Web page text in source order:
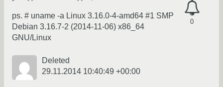
0
ps. # uname -a Linux 3.16.0-4-amd64 #1 SMP
Debian 3.16.7-2 (2014-11-06) x86_64
GNU/Linux
Deleted
29.11.2014 10:40:49 +00:00